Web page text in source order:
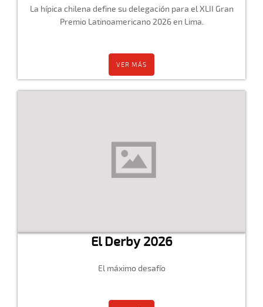
La hípica chilena define su delegación para el XLII Gran
Premio Latinoamericano 2026 en Lima.
VER MÁS
El Derby 2026
El máximo desafío